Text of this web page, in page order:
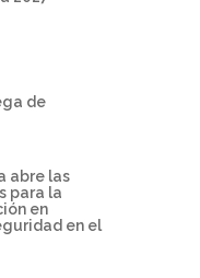
de
abre las
para la
en
en el